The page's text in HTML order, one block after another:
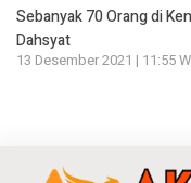
Sebanyak 70 Orang di
Dahsyat
13 Desember 2021 | 11:55